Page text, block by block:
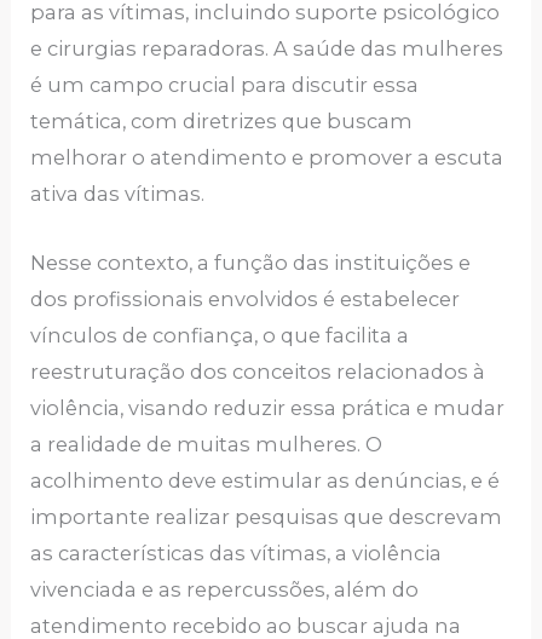
para as vítimas, incluindo suporte psicológico
e cirurgias reparadoras. A saúde das mulheres
é um campo crucial para discutir essa
temática, com diretrizes que buscam
melhorar o atendimento e promover a escuta
ativa das vítimas.
Nesse contexto, a função das instituições e
dos profissionais envolvidos é estabelecer
vínculos de confiança, o que facilita a
reestruturação dos conceitos relacionados à
violência, visando reduzir essa prática e mudar
a realidade de muitas mulheres. O
acolhimento deve estimular as denúncias, e é
importante realizar pesquisas que descrevam
as características das vítimas, a violência
vivenciada e as repercussões, além do
atendimento recebido ao buscar ajuda na